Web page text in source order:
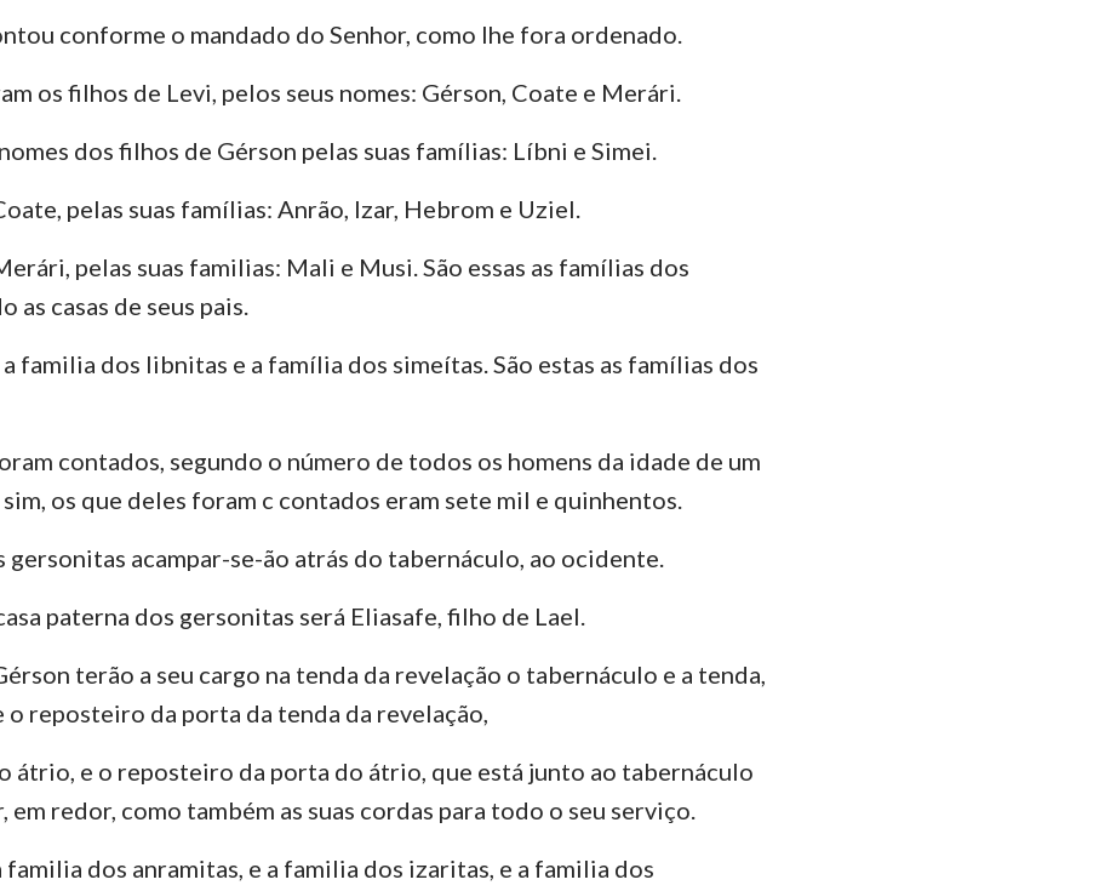
conforme o mandado do Senhor, como lhe fora ordenado.
os filhos de Levi, pelos seus nomes: Gérson, Coate e Merári.
dos filhos de Gérson pelas suas famílias: Líbni e Simei.
pelas suas famílias: Anrão, Izar, Hebrom e Uziel.
pelas suas familias: Mali e Musi. São essas as famílias dos
as casas de seus pais.
familia dos libnitas e a família dos simeítas. São estas as famílias dos
contados, segundo o número de todos os homens da idade de um
sim, os que deles foram c contados eram sete mil e quinhentos.
gersonitas acampar-se-ão atrás do tabernáculo, ao ocidente.
paterna dos gersonitas será Eliasafe, filho de Lael.
terão a seu cargo na tenda da revelação o tabernáculo e a tenda,
o reposteiro da porta da tenda da revelação,
átrio, e o reposteiro da porta do átrio, que está junto ao tabernáculo
em redor, como também as suas cordas para todo o seu serviço.
familia dos anramitas, e a familia dos izaritas, e a familia dos